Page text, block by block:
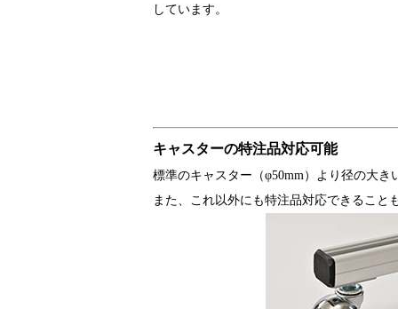
しています。
キャスターの特注品対応可能
標準のキャスター（φ50mm）より径の大
また、これ以外にも特注品対応できること